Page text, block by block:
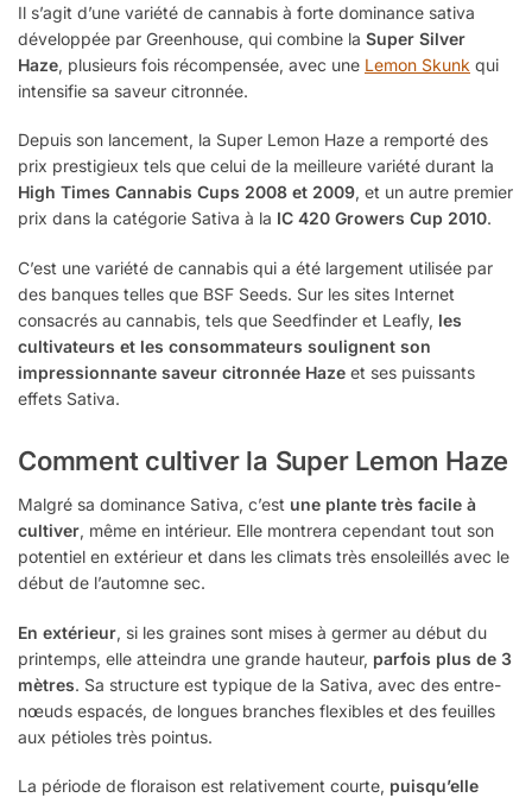
Il s’agit d’une variété de cannabis à forte dominance sativa
développée par Greenhouse, qui combine la Super Silver
Haze, plusieurs fois récompensée, avec une Lemon Skunk qui
intensifie sa saveur citronnée.
Depuis son lancement, la Super Lemon Haze a remporté des
prix prestigieux tels que celui de la meilleure variété durant la
High Times Cannabis Cups 2008 et 2009, et un autre premier
prix dans la catégorie Sativa à la IC 420 Growers Cup 2010.
C’est une variété de cannabis qui a été largement utilisée par
des banques telles que BSF Seeds. Sur les sites Internet
consacrés au cannabis, tels que Seedfinder et Leafly, les
cultivateurs et les consommateurs soulignent son
impressionnante saveur citronnée Haze et ses puissants
effets Sativa.
Comment cultiver la Super Lemon Haze
Malgré sa dominance Sativa, c’est une plante très facile à
cultiver, même en intérieur. Elle montrera cependant tout son
potentiel en extérieur et dans les climats très ensoleillés avec le
début de l’automne sec.
En extérieur, si les graines sont mises à germer au début du
printemps, elle atteindra une grande hauteur, parfois plus de 3
mètres. Sa structure est typique de la Sativa, avec des entre-
nœuds espacés, de longues branches flexibles et des feuilles
aux pétioles très pointus.
La période de floraison est relativement courte, puisqu’elle